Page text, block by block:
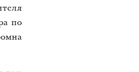
по